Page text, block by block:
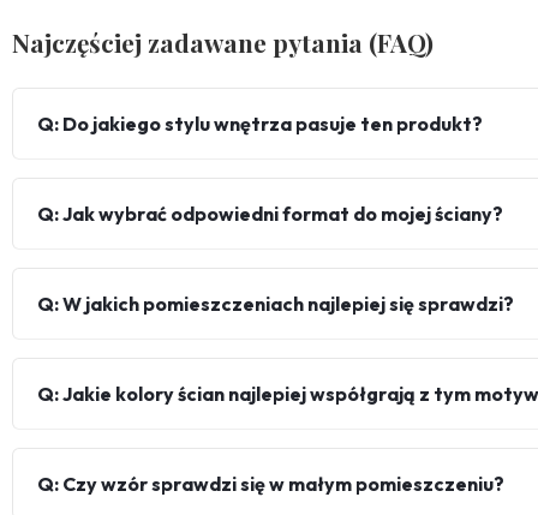
Najczęściej zadawane pytania (FAQ)
Q: Do jakiego stylu wnętrza pasuje ten produkt?
Q: Jak wybrać odpowiedni format do mojej ściany?
Q: W jakich pomieszczeniach najlepiej się sprawdzi?
Q: Jakie kolory ścian najlepiej współgrają z tym
Q: Czy wzór sprawdzi się w małym pomieszczeniu?